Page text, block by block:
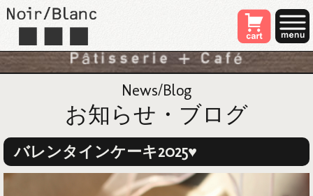
News/Blog
お知らせ・ブログ
バレンタインケーキ2025♥️